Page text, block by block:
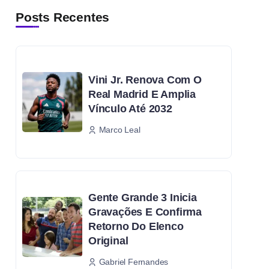
Posts Recentes
Vini Jr. Renova Com O
Real Madrid E Amplia
Vínculo Até 2032
Marco Leal
Gente Grande 3 Inicia
Gravações E Confirma
Retorno Do Elenco
Original
Gabriel Fernandes